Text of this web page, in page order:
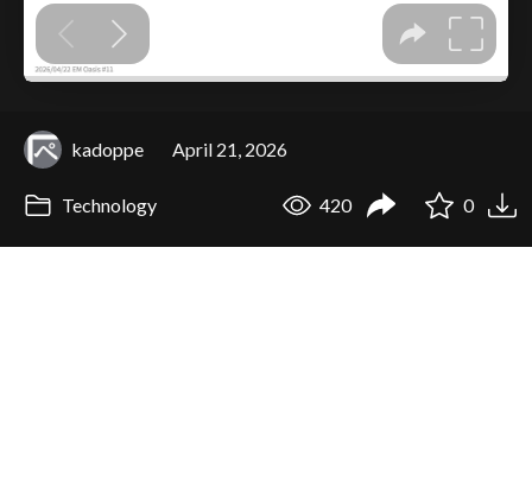
kadoppe April 21, 2026
Technology 420 0